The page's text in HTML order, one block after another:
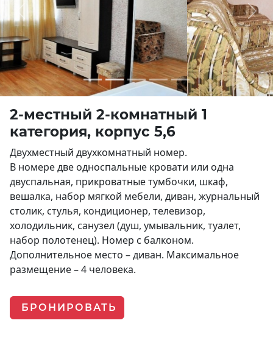
Previous Next
2-местный 2-комнатный 1
категория, корпус 5,6
Двухместный двухкомнатный номер.
В номере две односпальные кровати или одна
двуспальная, прикроватные тумбочки, шкаф,
вешалка, набор мягкой мебели, диван, журнальный
столик, стулья, кондиционер, телевизор,
холодильник, санузел (душ, умывальник, туалет,
набор полотенец). Номер с балконом.
Дополнительное место – диван. Максимальное
размещение – 4 человека.
БРОНИРОВАТЬ